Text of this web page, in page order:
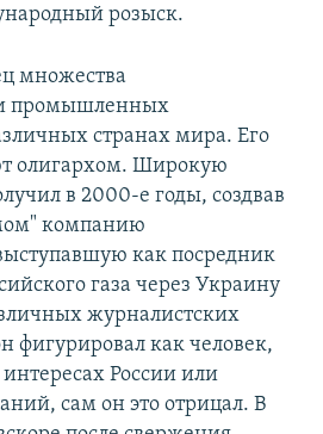
розыск.
множества
промышленных
странах мира. Его
олигархом. Широкую
в 2000-е годы, создвав
компанию
как посредник
газа через Украину
журналистских
фигурировал как человек,
России или
сам он это отрицал. В